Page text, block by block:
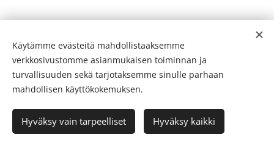
© 2025 Pilvi Lehtimäki. Kaikki oikeudet pidätetään.
Evästeet
Käytämme evästeitä mahdollistaaksemme
verkkosivustomme asianmukaisen toiminnan ja
turvallisuuden sekä tarjotaksemme sinulle parhaan
mahdollisen käyttökokemuksen.
Hyväksy vain tarpeelliset Hyväksy kaikki